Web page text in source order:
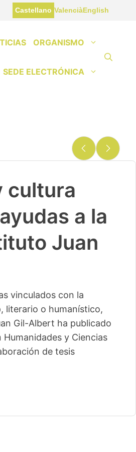
Castellano ValenciàEnglish
ORGANISMO
SEDE ELECTRÓNICA
cultura
a la
Juan
vinculados con la
literario o humanístico,
Gil-Albert ha publicado
y Ciencias
de tesis